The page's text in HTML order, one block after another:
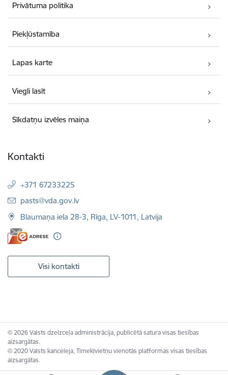
Privātuma politika
Piekļūstamība
Lapas karte
Viegli lasīt
Sīkdatņu izvēles maiņa
Kontakti
+371 67233225
E-pasts:
pasts@vda.gov.lv
Blaumaņa iela 28-3, Rīga, LV-1011, Latvija
Visi kontakti
© 2026 Valsts dzelzceļa administrācija, publicētā satura visas tiesības
aizsargātas.
© 2020 Valsts kanceleja, Tīmekļvietņu vienotās platformas visas tiesības
aizsargātas.